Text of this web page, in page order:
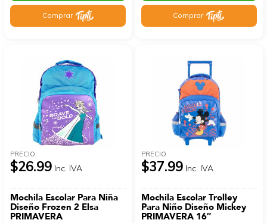
Comprar Comprar
PRECIO
$26.99 Inc. IVA
Mochila Escolar Para Niña
Diseño Frozen 2 Elsa
PRIMAVERA
PRECIO
$37.99 Inc. IVA
Mochila Escolar Trolley
Para Niño Diseño Mickey
PRIMAVERA 16″